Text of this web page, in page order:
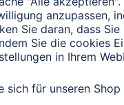
Land wählen